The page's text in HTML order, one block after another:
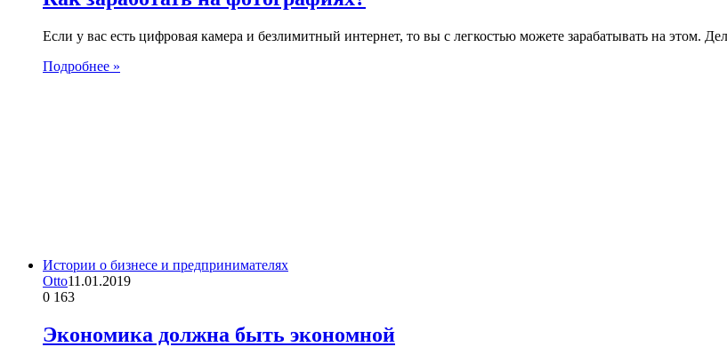
Если у вас есть цифровая камера и безлимитный интернет, то вы с легкостью можете зарабатывать на этом.
Подробнее »
Истории о бизнесе и предпринимателях
Otto11.01.2019
0 163
Экономика должна быть экономной